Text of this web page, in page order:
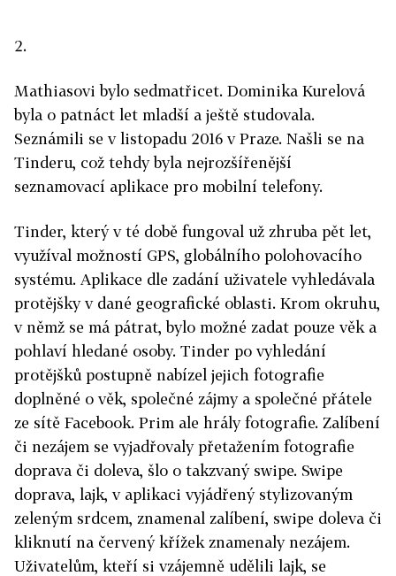
2.
Mathiasovi bylo sedmatřicet. Dominika Kurelová
byla o patnáct let mladší a ještě studovala.
Seznámili se v listopadu 2016 v Praze. Našli se na
Tinderu, což tehdy byla nejrozšířenější
seznamovací aplikace pro mobilní telefony.
Tinder, který v té době fungoval už zhruba pět let,
využíval možností GPS, globálního polohovacího
systému. Aplikace dle zadání uživatele vyhledávala
protějšky v dané geografické oblasti. Krom okruhu,
v němž se má pátrat, bylo možné zadat pouze věk a
pohlaví hledané osoby. Tinder po vyhledání
protějšků postupně nabízel jejich fotografie
doplněné o věk, společné zájmy a společné přátele
ze sítě Facebook. Prim ale hrály fotografie. Zalíbení
či nezájem se vyjadřovaly přetažením fotografie
doprava či doleva, šlo o takzvaný swipe. Swipe
doprava, lajk, v aplikaci vyjádřený stylizovaným
zeleným srdcem, znamenal zalíbení, swipe doleva či
kliknutí na červený křížek znamenaly nezájem.
Uživatelům, kteří si vzájemně udělili lajk, se